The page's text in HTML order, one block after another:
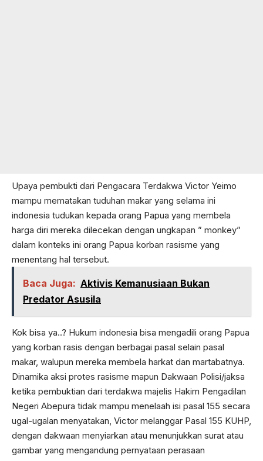
Upaya pembukti dari Pengacara Terdakwa Victor Yeimo
mampu mematakan tuduhan makar yang selama ini
indonesia tudukan kepada orang Papua yang membela
harga diri mereka dilecekan dengan ungkapan ” monkey”
dalam konteks ini orang Papua korban rasisme yang
menentang hal tersebut.
Baca Juga: Aktivis Kemanusiaan Bukan
Predator Asusila
Kok bisa ya..? Hukum indonesia bisa mengadili orang Papua
yang korban rasis dengan berbagai pasal selain pasal
makar, walupun mereka membela harkat dan martabatnya.
Dinamika aksi protes rasisme mapun Dakwaan Polisi/jaksa
ketika pembuktian dari terdakwa majelis Hakim Pengadilan
Negeri Abepura tidak mampu menelaah isi pasal 155 secara
ugal-ugalan menyatakan, Victor melanggar Pasal 155 KUHP,
dengan dakwaan menyiarkan atau menunjukkan surat atau
gambar yang mengandung pernyataan perasaan